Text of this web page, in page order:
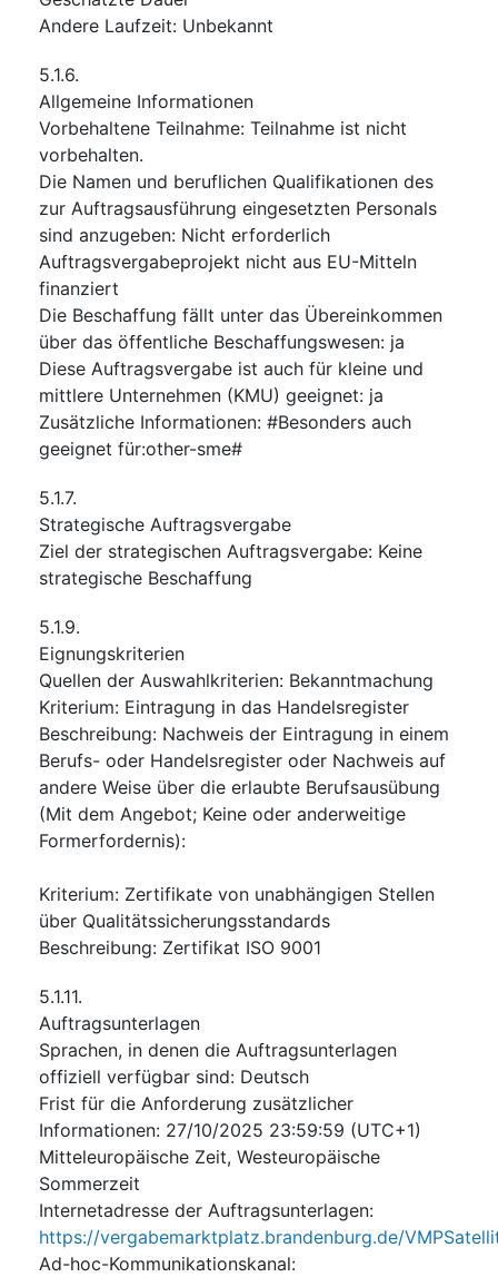
Andere Laufzeit: Unbekannt
5.1.6.
Allgemeine Informationen
Vorbehaltene Teilnahme: Teilnahme ist nicht
vorbehalten.
Die Namen und beruflichen Qualifikationen des
zur Auftragsausführung eingesetzten Personals
sind anzugeben: Nicht erforderlich
Auftragsvergabeprojekt nicht aus EU-Mitteln
finanziert
Die Beschaffung fällt unter das Übereinkommen
über das öffentliche Beschaffungswesen: ja
Diese Auftragsvergabe ist auch für kleine und
mittlere Unternehmen (KMU) geeignet: ja
Zusätzliche Informationen: #Besonders auch
geeignet für:other-sme#
5.1.7.
Strategische Auftragsvergabe
Ziel der strategischen Auftragsvergabe: Keine
strategische Beschaffung
5.1.9.
Eignungskriterien
Quellen der Auswahlkriterien: Bekanntmachung
Kriterium: Eintragung in das Handelsregister
Beschreibung: Nachweis der Eintragung in einem
Berufs- oder Handelsregister oder Nachweis auf
andere Weise über die erlaubte Berufsausübung
(Mit dem Angebot; Keine oder anderweitige
Formerfordernis):
Kriterium: Zertifikate von unabhängigen Stellen
über Qualitätssicherungsstandards
Beschreibung: Zertifikat ISO 9001
5.1.11.
Auftragsunterlagen
Sprachen, in denen die Auftragsunterlagen
offiziell verfügbar sind: Deutsch
Frist für die Anforderung zusätzlicher
Informationen: 27/10/2025 23:59:59 (UTC+1)
Mitteleuropäische Zeit, Westeuropäische
Sommerzeit
Internetadresse der Auftragsunterlagen:
https://vergabemarktplatz.brandenburg.de/
Ad-hoc-Kommunikationskanal: